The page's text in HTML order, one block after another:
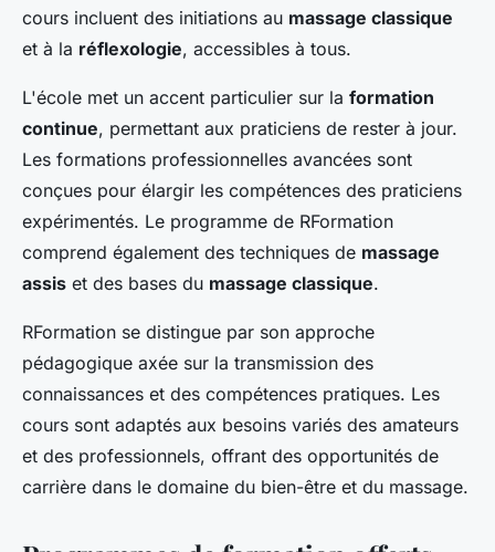
cours incluent des initiations au massage classique
et à la réflexologie, accessibles à tous.
L'école met un accent particulier sur la formation
continue, permettant aux praticiens de rester à jour.
Les formations professionnelles avancées sont
conçues pour élargir les compétences des praticiens
expérimentés. Le programme de RFormation
comprend également des techniques de massage
assis et des bases du massage classique.
RFormation se distingue par son approche
pédagogique axée sur la transmission des
connaissances et des compétences pratiques. Les
cours sont adaptés aux besoins variés des amateurs
et des professionnels, offrant des opportunités de
carrière dans le domaine du bien-être et du massage.